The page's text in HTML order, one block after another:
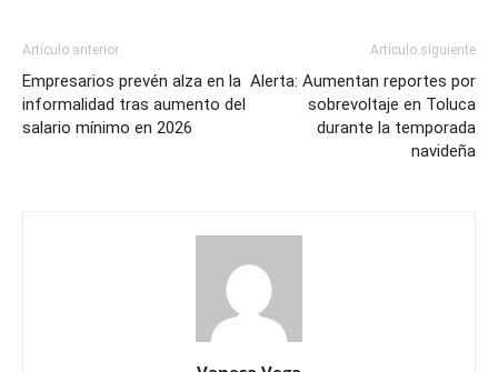
Artículo anterior
Empresarios prevén alza en la
informalidad tras aumento del
salario mínimo en 2026
Artículo siguiente
Alerta: Aumentan reportes por
sobrevoltaje en Toluca
durante la temporada
navideña